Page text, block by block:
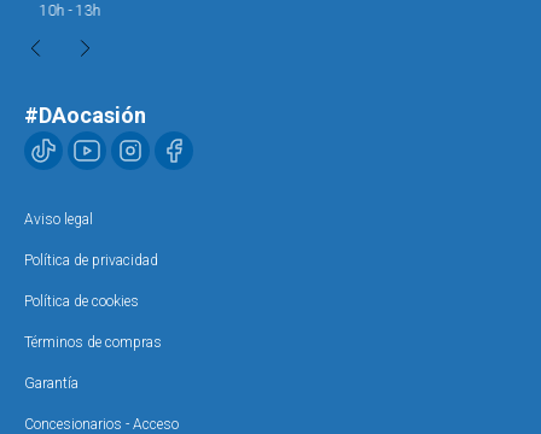
10h - 13h
#DAocasión
Aviso legal
Política de privacidad
Política de cookies
Términos de compras
Garantía
Concesionarios - Acceso